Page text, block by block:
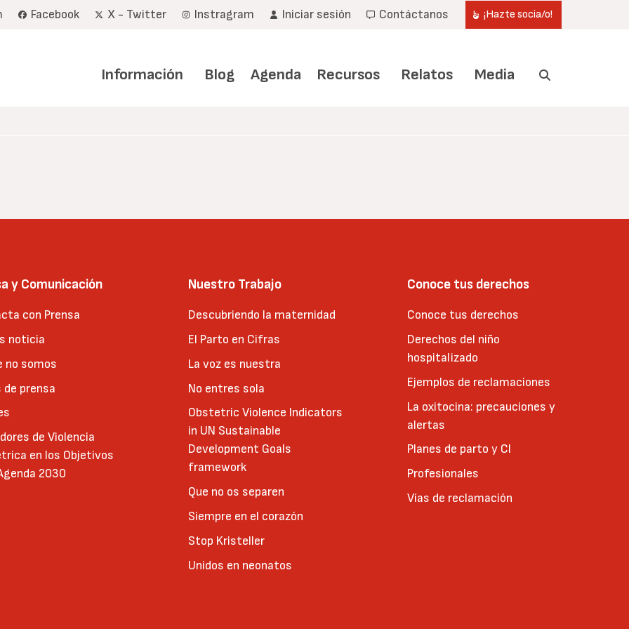
Facebook X - Twitter Instragram Iniciar sesión Contáctanos ¡Hazte socia/o!
Información Blog Agenda Recursos Relatos Media
y Comunicación
con Prensa
noticia
no somos
de prensa
de Violencia
en los Objetivos
2030
Nuestro Trabajo
Descubriendo la maternidad
El Parto en Cifras
La voz es nuestra
No entres sola
Obstetric Violence Indicators
in UN Sustainable
Development Goals
framework
Que no os separen
Siempre en el corazón
Stop Kristeller
Unidos en neonatos
Conoce tus derechos
Conoce tus derechos
Derechos del niño
hospitalizado
Ejemplos de reclamaciones
La oxitocina: precauciones y
alertas
Planes de parto y CI
Profesionales
Vías de reclamación